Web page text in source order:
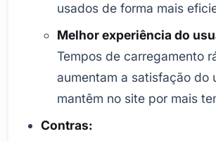
usados de forma mais
Melhor experiência do
Tempos de carregamento
aumentam a satisfação do
mantêm no site por mais
Contras: